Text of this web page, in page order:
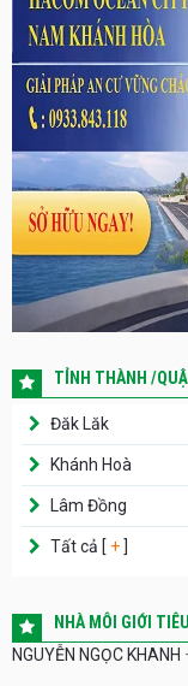
TỈNH THÀNH /
Đăk Lăk
Khánh Hoà
Lâm Đồng
Tất cả [ + ]
NHÀ MÔI GIỚI
NGUYỄN NGỌC KHANH